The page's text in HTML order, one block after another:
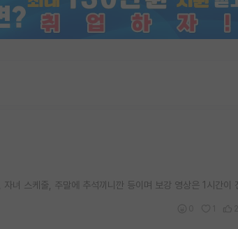
스케줄, 주말에 추석끼니깐 등이며 보강 영상은 1시간이